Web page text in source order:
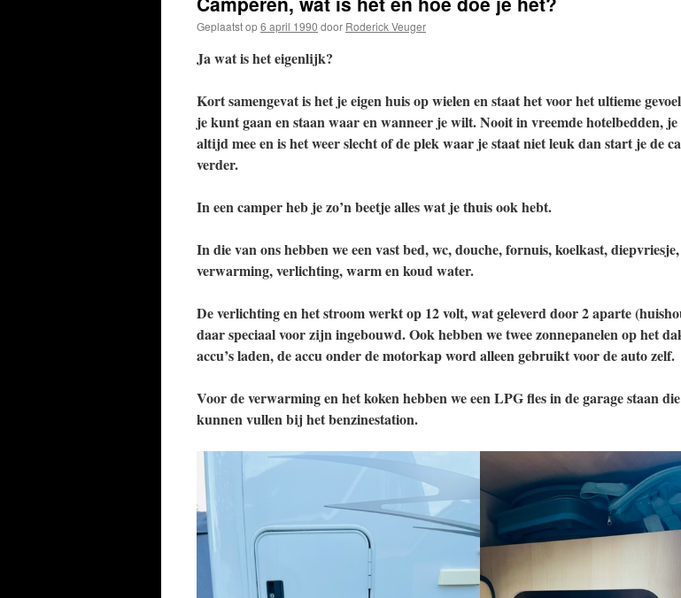
Geplaatst op6 april 1990 door Roderick Veuger
Ja wat is het eigenlijk?
Kort samengevat is het je eigen huis op wielen en staat het voor het ultieme
je kunt gaan en staan waar en wanneer je wilt. Nooit in vreemde hotelbedden,
altijd mee en is het weer slecht of de plek waar je staat niet leuk dan start je de
verder.
In een camper heb je zo’n beetje alles wat jethuis ook hebt.
In die van ons hebben we een vast bed, wc, douche, fornuis, koelkast,
verwarming, verlichting, warm en koud water.
De verlichting en het stroom werkt op 12 volt, wat geleverd door 2 aparte
daar speciaal voor zijn ingebouwd. Ook hebben we twee zonnepanelen op het
accu’s laden, de accu onder de motorkap word alleen gebruikt voor de auto zelf.
Voor de verwarming en het koken hebben we een LPG fles in de garage staan
kunnen vullen bij het benzinestation.